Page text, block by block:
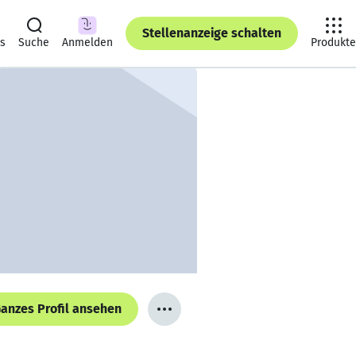
Suche Anmelden
Stellenanzeige schalten
Produkte
Profil ansehen